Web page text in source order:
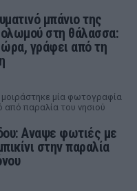
μπάνιο της
στη θάλασσα:
γράφει από τη
μία φωτογραφία
από παραλία του νησιού
Αναψε φωτιές με
στην παραλία